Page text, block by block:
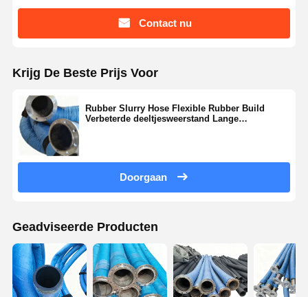
Contact nu
Krijg De Beste Prijs Voor
Rubber Slurry Hose Flexible Rubber Build
Verbeterde deeltjesweerstand Lange
Doorgaan
Geadviseerde Producten